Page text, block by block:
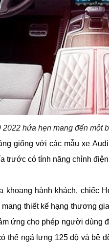
hứa hẹn mang đến một
giống với các mẫu xe
trước có tính năng chỉnh
khoang hành khách, chiếc
thiết kế hạng thương
ứng cho phép người dùng
thể ngả lưng 125 độ và bê